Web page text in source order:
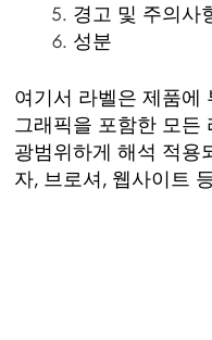
경고 및 주의사
성분
여기서 라벨은 제품에
그래픽을 포함한 모든
광범위하게 해석 적용
자, 브로셔, 웹사이트